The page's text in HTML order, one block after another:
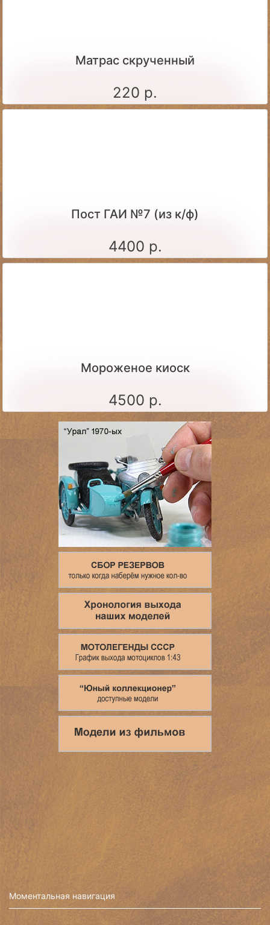
Матрас скрученный
220 р.
Пост ГАИ №7 (из к/ф)
4400 р.
Мороженое киоск
4500 р.
Моментальная навигация